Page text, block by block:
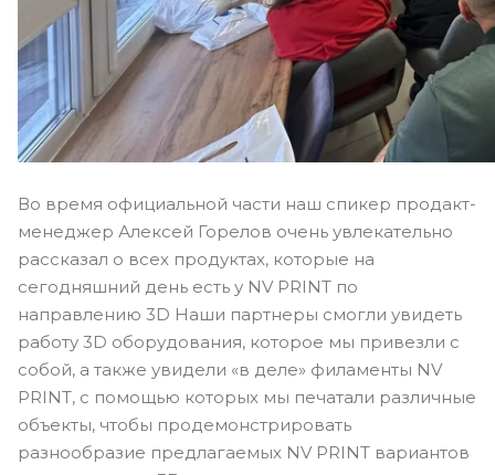
Во время официальной части наш спикер продакт-
менеджер Алексей Горелов очень увлекательно
рассказал о всех продуктах, которые на
сегодняшний день есть у NV PRINT по
направлению 3D Наши партнеры смогли увидеть
работу 3D оборудования, которое мы привезли с
собой, а также увидели «в деле» филаменты NV
PRINT, с помощью которых мы печатали различные
объекты, чтобы продемонстрировать
разнообразие предлагаемых NV PRINT вариантов